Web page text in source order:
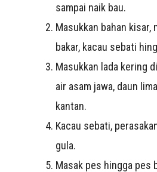
sampai naik bau.
Masukkan bahan kisar,
bakar, kacau sebati
Masukkan lada kering
air asam jawa, daun
kantan.
Kacau sebati,
gula.
Masak pes hingga pes